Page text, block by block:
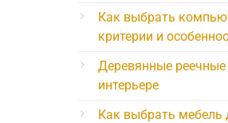
Как выбрать
критерии и
Деревянные реечные
интерьере
Как выбрать мебель